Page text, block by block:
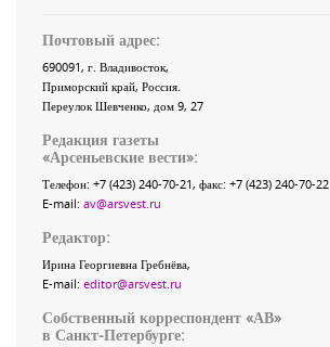
Почтовый адрес:
690091, г. Владивосток,
Приморский край, Россия
Переулок Шевченко, дом 9, 27
Редакция газеты
«Арсеньевские вести»:
Телефон: +7 (423) 240-70-21, факс: +7 (423) 240-70-22
E-mail: av@arsvest.ru
Редактор:
Ирина Георгиевна Гребнёва,
E-mail: editor@arsvest.ru
Собственный корреспондент «АВ»
в Санкт-Петербурге: